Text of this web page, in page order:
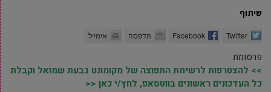
שיתוף
Twitter
Facebook הדפסה אימייל
פרסומת
>> להצטרפות לרשימת התפוצה של מקומונט גבעת שמואל וקבלת
כל העדכונים ראשונים בווטסאפ, לחץ/י כאן <<